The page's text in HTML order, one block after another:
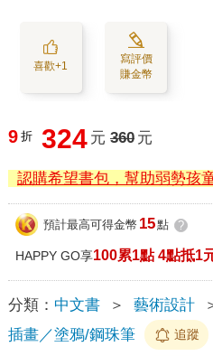
喜歡+1
寫評價
賺金幣
9 折 324 元 360 元
認購希望書包，幫助弱勢孩
預計最高可得金幣 15點 ?
HAPPY GO享100累1點 4點抵1
分類： 中文書 ＞ 藝術設計
插畫／塗鴉/鋼珠筆
追蹤